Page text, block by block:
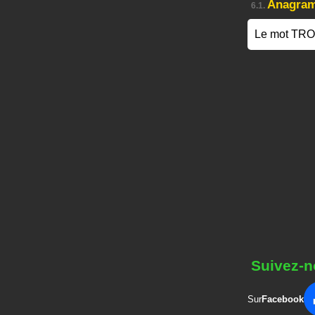
6.1.
Le mot
Suivez-
SurFacebook